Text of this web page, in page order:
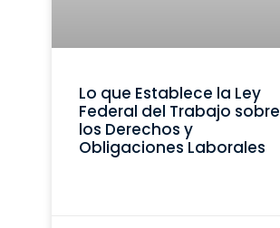
Lo que Establece la Ley
Federal del Trabajo sobre
los Derechos y
Obligaciones Laborales